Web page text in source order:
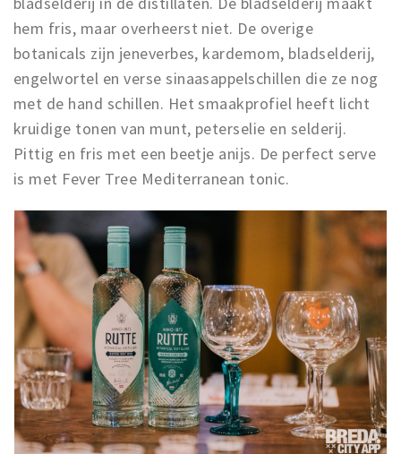
hem fris, maar overheerst niet. De overige
botanicals zijn jeneverbes, kardemom, bladselderij,
engelwortel en verse sinaasappelschillen die ze nog
met de hand schillen. Het smaakprofiel heeft licht
kruidige tonen van munt, peterselie en selderij.
Pittig en fris met een beetje anijs. De perfect serve
is met Fever Tree Mediterranean tonic.